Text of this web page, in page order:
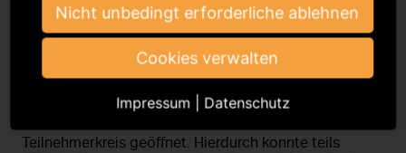
Hat Corona die internationale Zusammenarbeit
beeinflusst?
Vermutlich im gleichen Ausmaß wie in anderen
geschäftlichen Kontexten. Der Einsatz von
Videokonferenzen hat die Frequenz der Meetings
Teilnehmerkreis geöffnet. Hierdurch konnte teils
Nicht unbedingt erforderliche ablehnen
Cookies verwalten
Impressum Datenschutz